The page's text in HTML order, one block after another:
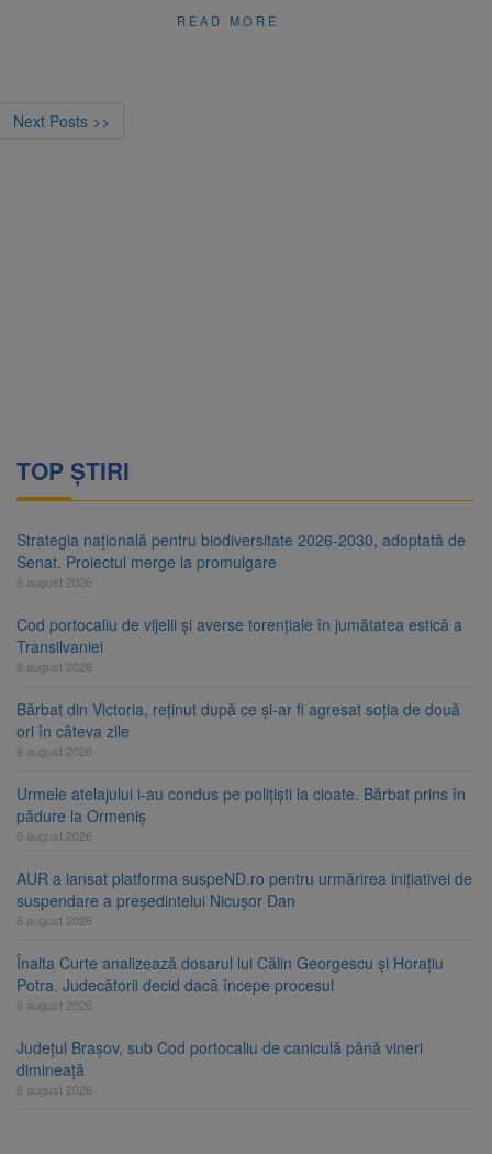
READ MORE
Next Posts >>
TOP ȘTIRI
Strategia națională pentru biodiversitate 2026-2030, adoptată de
Senat. Proiectul merge la promulgare
6 august 2026
Cod portocaliu de vijelii și averse torențiale în jumătatea estică a
Transilvaniei
6 august 2026
Bărbat din Victoria, reținut după ce și-ar fi agresat soția de două
ori în câteva zile
6 august 2026
Urmele atelajului i-au condus pe polițiști la cioate. Bărbat prins în
pădure la Ormeniș
6 august 2026
AUR a lansat platforma suspeND.ro pentru urmărirea inițiativei de
suspendare a președintelui Nicușor Dan
6 august 2026
Înalta Curte analizează dosarul lui Călin Georgescu și Horațiu
Potra. Judecătorii decid dacă începe procesul
6 august 2026
Județul Brașov, sub Cod portocaliu de caniculă până vineri
dimineață
6 august 2026